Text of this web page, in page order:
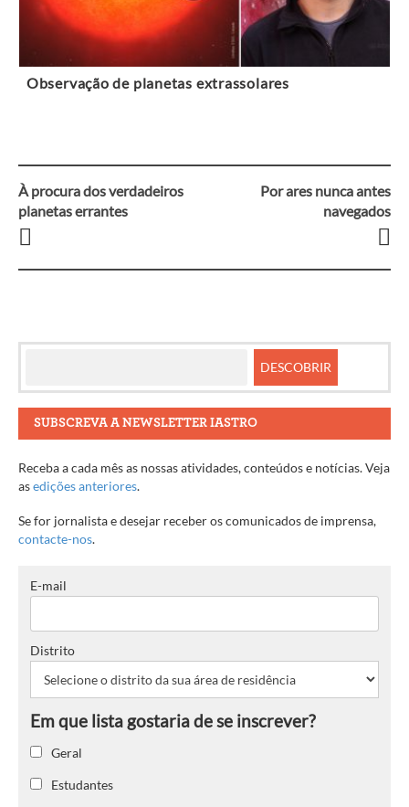
Observação de planetas extrassolares
Navegação
entre
artigos
À procura dos verdadeiros
planetas errantes
Por ares nunca antes
navegados
SUBSCREVA A NEWSLETTER IASTRO
Receba a cada mês as nossas atividades, conteúdos e notícias. Veja
asedições anteriores.
Se for jornalista e desejar receber os comunicados de imprensa,
contacte-nos.
E-mail
Distrito
Geral
Estudantes